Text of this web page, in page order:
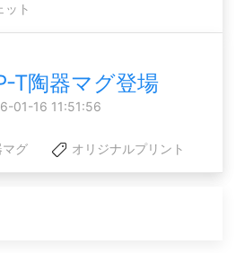
ット
T陶器マグ登場
01-16 11:51:56
マグ オリジナルプリント